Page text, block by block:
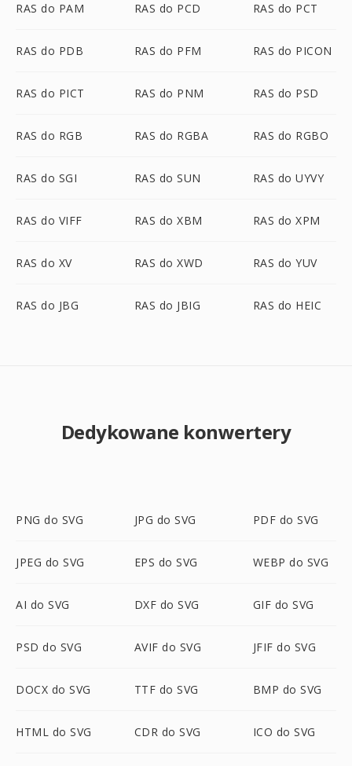
RAS do PAM RAS do PCD RAS do PCT
RAS do PDB RAS do PFM RAS do PICON
RAS do PICT RAS do PNM RAS do PSD
RAS do RGB RAS do RGBA RAS do RGBO
RAS do SGI RAS do SUN RAS do UYVY
RAS do VIFF RAS do XBM RAS do XPM
RAS do XV RAS do XWD RAS do YUV
RAS do JBG RAS do JBIG RAS do HEIC
Dedykowane konwertery
PNG do SVG JPG do SVG PDF do SVG
JPEG do SVG EPS do SVG WEBP do SVG
AI do SVG DXF do SVG GIF do SVG
PSD do SVG AVIF do SVG JFIF do SVG
DOCX do SVG TTF do SVG BMP do SVG
HTML do SVG CDR do SVG ICO do SVG